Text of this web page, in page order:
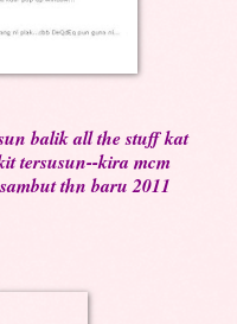
balik all the stuff kat
tersusun--kira mcm
thn baru 2011